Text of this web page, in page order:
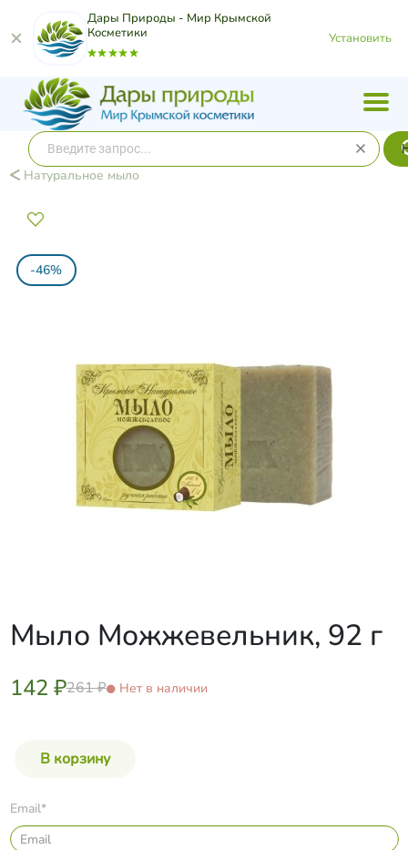
Дары Природы - Мир Крымской
Косметики
Установить
Натуральное мыло
-46%
Мыло Можжевельник, 92 г
142 ₽261 ₽ Нет в наличии
Email*